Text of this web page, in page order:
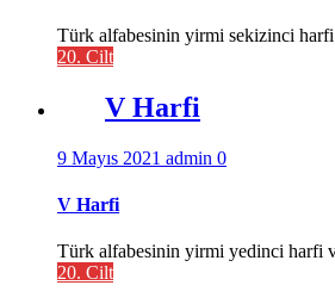
Türk alfabesinin yirmi sekizinci
20. Cilt
V Harfi
9 Mayıs 2021 admin 0
V Harfi
Türk alfabesinin yirmi yedinci harfi
20. Cilt